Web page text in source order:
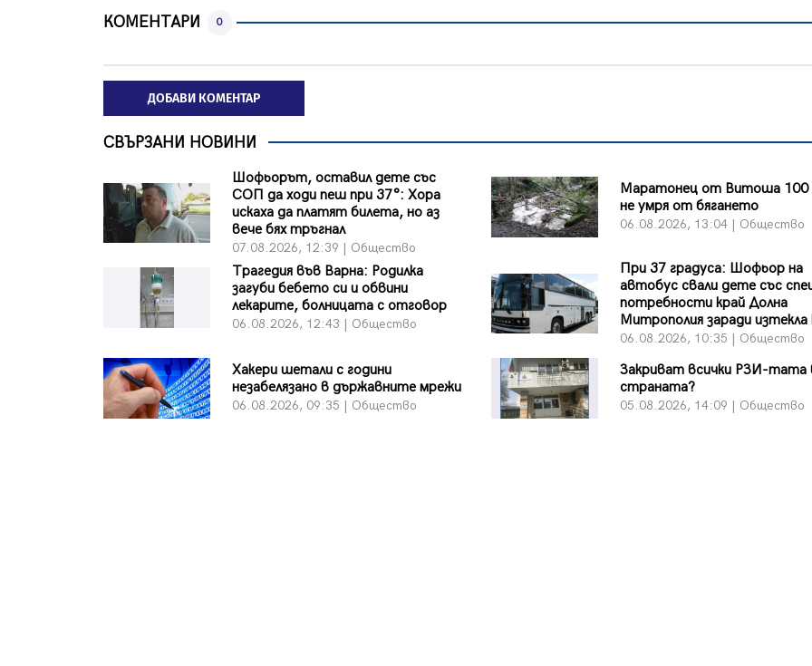
КОМЕНТАРИ 0
ДОБАВИ КОМЕНТАР
СВЪРЗАНИ НОВИНИ
Шофьорът, оставил дете със
СОП да ходи пеш при 37°: Хора
искаха да платят билета, но аз
вече бях тръгнал
07.08.2026, 12:39 | Общество
Маратонец от Витоша 100
не умря от бягането
06.08.2026, 13:04 | Общество
Трагедия във Варна: Родилка
загуби бебето си и обвини
лекарите, болницата с отговор
06.08.2026, 12:43 | Общество
При 37 градуса: Шофьор на
автобус свали дете със
потребности край Долна
Митрополия заради
06.08.2026, 10:35 | Общество
Хакери шетали с години
незабелязано в държавните мрежи
06.08.2026, 09:35 | Общество
Закриват всички РЗИ-тата
страната?
05.08.2026, 14:09 | Общество